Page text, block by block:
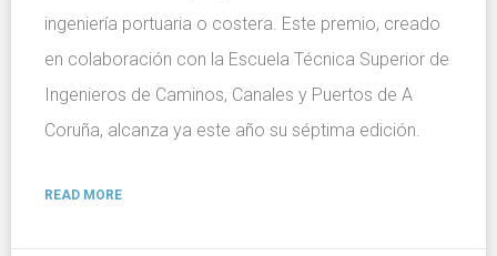
ingeniería portuaria o costera. Este premio, creado
en colaboración con la Escuela Técnica Superior de
Ingenieros de Caminos, Canales y Puertos de A
Coruña, alcanza ya este año su séptima edición.
READ MORE